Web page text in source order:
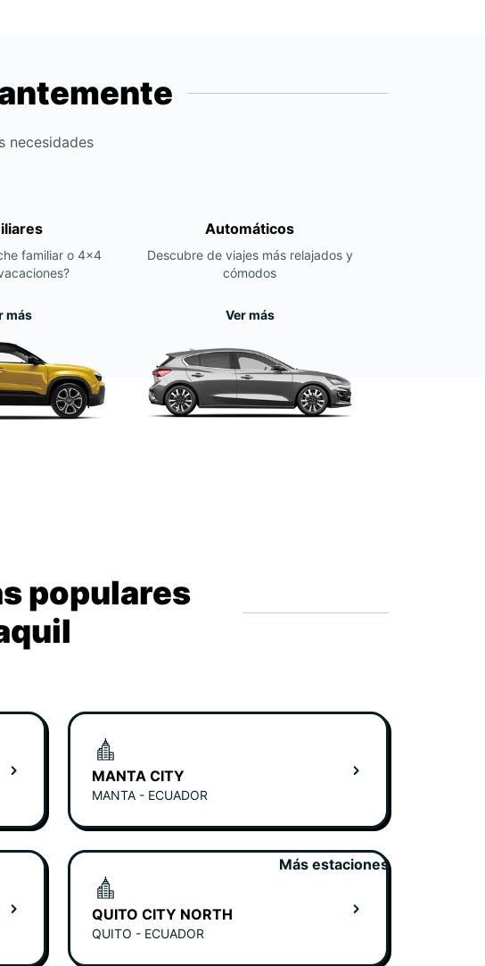
necesidades
familiar o 4x4
más
Automáticos
Descubre de viajes más relajados y
cómodos
Ver más
populares
MANTA CITY
MANTA - ECUADOR
QUITO CITY NORTH
QUITO - ECUADOR
Más estaciones